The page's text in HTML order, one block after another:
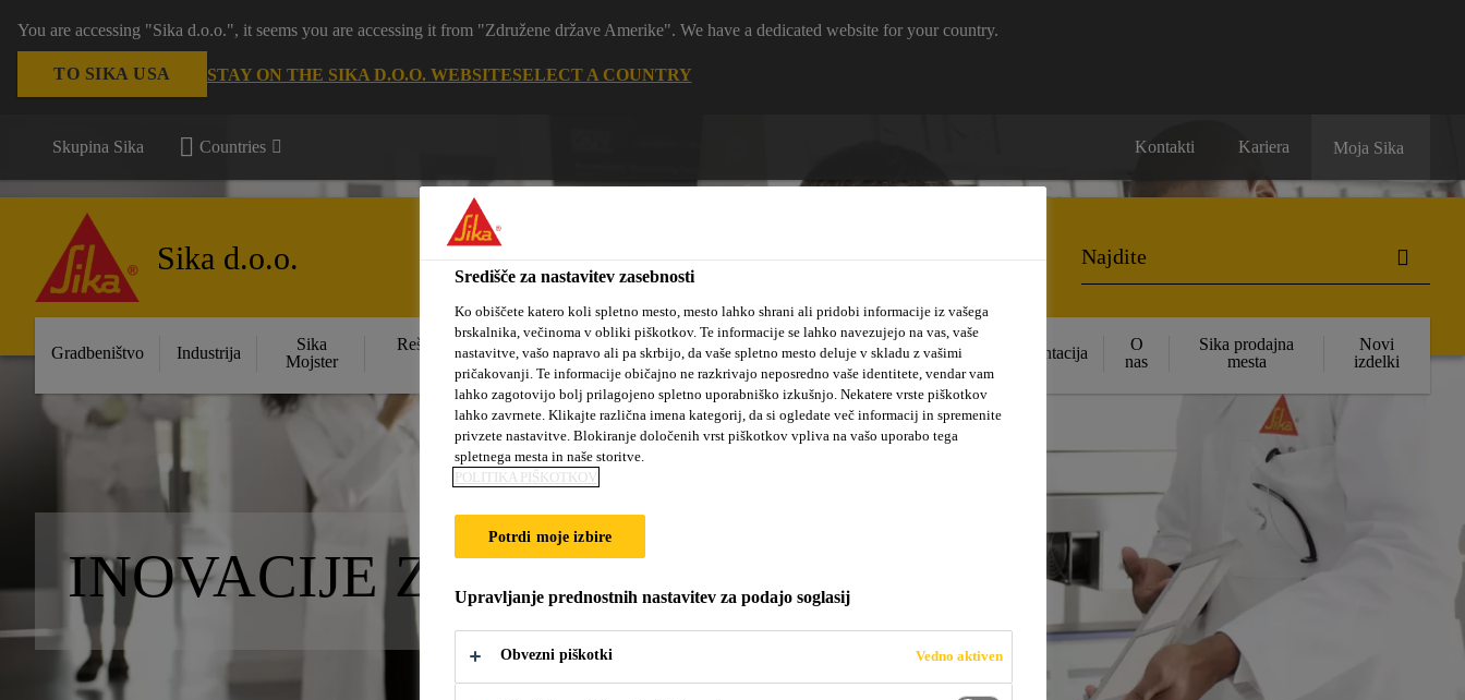
You are accessing "Sika d.o.o.", it seems you are accessing it from "Združene države Amerike". We have a dedicated website for your country.
TO SIKA USA STAY ON THE SIKA D.O.O. WEBSITESELECT A COUNTRY
Skupina Sika Countries Kontakti Kariera Moja Sika
Sika d.o.o.
Gradbeništvo Industrija
Sika
Mojster
Rešitve za stanovanjske
objekte
Sika hidroizolacijske
rešitve
Kotiček za
arhitekte
Dokumentacija
O
nas
Sika prodajna
mesta
Novi
izdelki
INOVACIJE ZA SVET OKOLI VAS
Središče za nastavitev zasebnosti
Ko obiščete katero koli spletno mesto, mesto lahko shrani ali pridobi informacije iz vašega
brskalnika, večinoma v obliki piškotkov. Te informacije se lahko navezujejo na vas, vaše
nastavitve, vašo napravo ali pa skrbijo, da vaše spletno mesto deluje v skladu z vašimi
pričakovanji. Te informacije običajno ne razkrivajo neposredno vaše identitete, vendar vam
lahko zagotovijo bolj prilagojeno spletno uporabniško izkušnjo. Nekatere vrste piškotkov
lahko zavrnete. Klikajte različna imena kategorij, da si ogledate več informacij in spremenite
privzete nastavitve. Blokiranje določenih vrst piškotkov vpliva na vašo uporabo tega
spletnega mesta in naše storitve.
POLITIKA PIŠKOTKOV
Potrdi moje izbire
Upravljanje prednostnih nastavitev za podajo soglasij
Obvezni piškotki Vedno aktiven